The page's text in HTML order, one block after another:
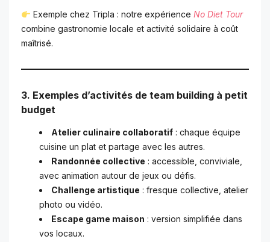
Exemple chez Tripla : notre expérience No Diet Tour
combine gastronomie locale et activité solidaire à coût
maîtrisé.
3. Exemples d’activités de team building à petit
budget
Atelier culinaire collaboratif : chaque équipe
cuisine un plat et partage avec les autres.
Randonnée collective : accessible, conviviale,
avec animation autour de jeux ou défis.
Challenge artistique : fresque collective, atelier
photo ou vidéo.
Escape game maison : version simplifiée dans
vos locaux.